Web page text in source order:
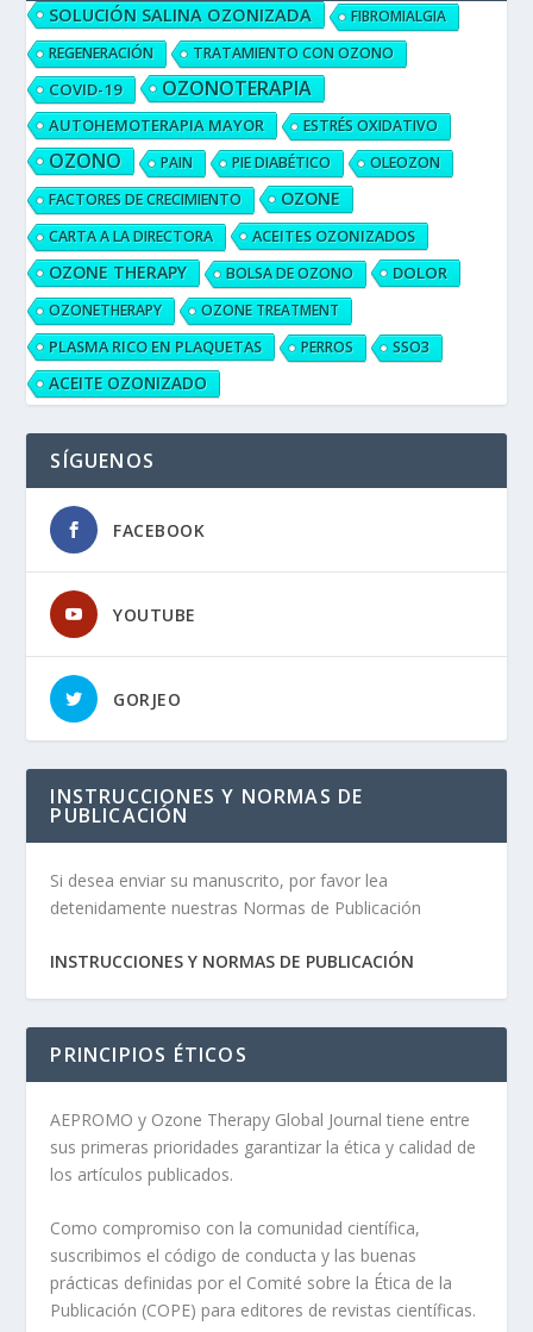
SOLUCIÓN SALINA OZONIZADA
FIBROMIALGIA
REGENERACIÓN
TRATAMIENTO CON OZONO
COVID-19 OZONOTERAPIA
AUTOHEMOTERAPIA MAYOR ESTRÉS OXIDATIVO
OZONO PAIN PIE DIABÉTICO
OLEOZON
FACTORES DE CRECIMIENTO
OZONE
CARTA A LA DIRECTORA ACEITES OZONIZADOS
OZONE THERAPY BOLSA DE OZONO DOLOR
OZONETHERAPY OZONE TREATMENT
PLASMA RICO EN PLAQUETAS PERROS SSO3
ACEITE OZONIZADO
SÍGUENOS
FACEBOOK
YOUTUBE
GORJEO
INSTRUCCIONES Y NORMAS DE
PUBLICACIÓN
Si desea enviar su manuscrito, por favor lea
detenidamente nuestras Normas de Publicación
INSTRUCCIONES Y NORMAS DE PUBLICACIÓN
PRINCIPIOS ÉTICOS
AEPROMO y Ozone Therapy Global Journal tiene entre
sus primeras prioridades garantizar la ética y calidad de
los artículos publicados.
Como compromiso con la comunidad científica,
suscribimos el código de conducta y las buenas
prácticas definidas por el Comité sobre la Ética de la
Publicación (COPE) para editores de revistas científicas.